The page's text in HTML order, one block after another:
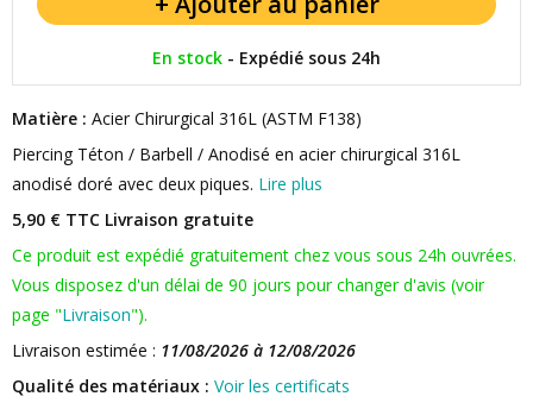
En stock - Expédié sous 24h
Matière : Acier Chirurgical 316L (ASTM F138)
Piercing Téton / Barbell / Anodisé en acier chirurgical 316L
anodisé doré avec deux piques. Lire plus
5,90 € TTC Livraison gratuite
Ce produit est expédié gratuitement chez vous sous 24h ouvrées.
Vous disposez d'un délai de 90 jours pour changer d'avis (voir
page "Livraison").
Livraison estimée : 11/08/2026 à 12/08/2026
Qualité des matériaux : Voir les certificats